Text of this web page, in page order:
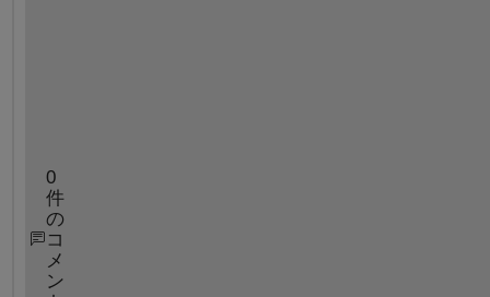
0
件
の
コ
メ
ン